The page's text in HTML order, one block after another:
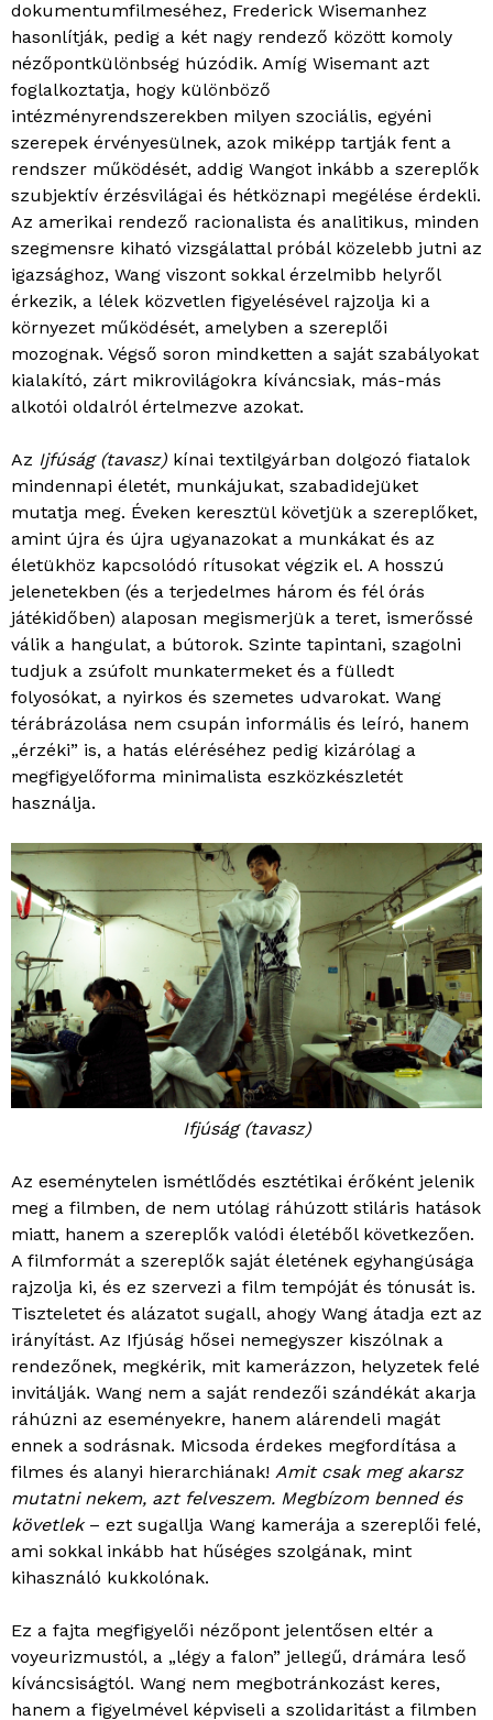
dokumentumfilmeséhez, Frederick Wisemanhez
hasonlítják, pedig a két nagy rendező között komoly
nézőpontkülönbség húzódik. Amíg Wisemant azt
foglalkoztatja, hogy különböző
intézményrendszerekben milyen szociális, egyéni
szerepek érvényesülnek, azok miképp tartják fent a
rendszer működését, addig Wangot inkább a szereplők
szubjektív érzésvilágai és hétköznapi megélése érdekli.
Az amerikai rendező racionalista és analitikus, minden
szegmensre kiható vizsgálattal próbál közelebb jutni az
igazsághoz, Wang viszont sokkal érzelmibb helyről
érkezik, a lélek közvetlen figyelésével rajzolja ki a
környezet működését, amelyben a szereplői
mozognak. Végső soron mindketten a saját szabályokat
kialakító, zárt mikrovilágokra kíváncsiak, más-más
alkotói oldalról értelmezve azokat.
Az Ijfúság (tavasz) kínai textilgyárban dolgozó fiatalok
mindennapi életét, munkájukat, szabadidejüket
mutatja meg. Éveken keresztül követjük a szereplőket,
amint újra és újra ugyanazokat a munkákat és az
életükhöz kapcsolódó rítusokat végzik el. A hosszú
jelenetekben (és a terjedelmes három és fél órás
játékidőben) alaposan megismerjük a teret, ismerőssé
válik a hangulat, a bútorok. Szinte tapintani, szagolni
tudjuk a zsúfolt munkatermeket és a fülledt
folyosókat, a nyirkos és szemetes udvarokat. Wang
térábrázolása nem csupán informális és leíró, hanem
„érzéki” is, a hatás eléréséhez pedig kizárólag a
megfigyelőforma minimalista eszközkészletét
használja.
Ifjúság (tavasz)
Az eseménytelen ismétlődés esztétikai érőként jelenik
meg a filmben, de nem utólag ráhúzott stiláris hatások
miatt, hanem a szereplők valódi életéből következően.
A filmformát a szereplők saját életének egyhangúsága
rajzolja ki, és ez szervezi a film tempóját és tónusát is.
Tiszteletet és alázatot sugall, ahogy Wang átadja ezt az
irányítást. Az Ifjúság hősei nemegyszer kiszólnak a
rendezőnek, megkérik, mit kamerázzon, helyzetek felé
invitálják. Wang nem a saját rendezői szándékát akarja
ráhúzni az eseményekre, hanem alárendeli magát
ennek a sodrásnak. Micsoda érdekes megfordítása a
filmes és alanyi hierarchiának! Amit csak meg akarsz
mutatni nekem, azt felveszem. Megbízom benned és
követlek– ezt sugallja Wang kamerája a szereplői felé,
ami sokkal inkább hat hűséges szolgának, mint
kihasználó kukkolónak.
Ez a fajta megfigyelői nézőpont jelentősen eltér a
voyeurizmustól, a „légy a falon” jellegű, drámára leső
kíváncsiságtól. Wang nem megbotránkozást keres,
hanem a figyelmével képviseli a szolidaritást a filmben